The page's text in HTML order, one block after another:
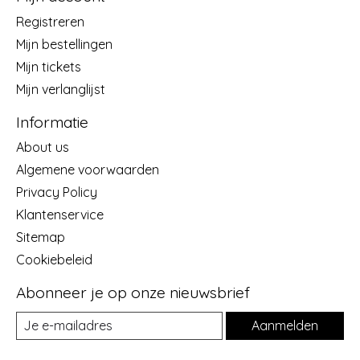
Registreren
Mijn bestellingen
Mijn tickets
Mijn verlanglijst
Informatie
About us
Algemene voorwaarden
Privacy Policy
Klantenservice
Sitemap
Cookiebeleid
Abonneer je op onze nieuwsbrief
Aanmelden